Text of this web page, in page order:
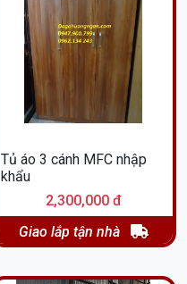
Tủ áo 3 cánh MFC nhập
khẩu
2,300,000 đ
Giao lắp tận nhà